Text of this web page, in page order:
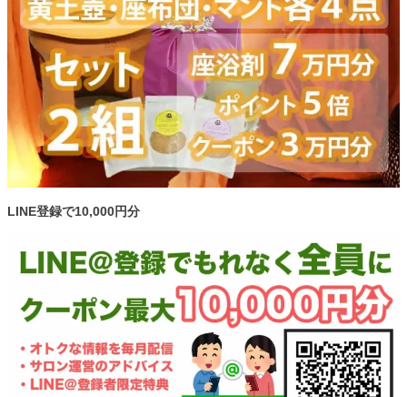
LINE登録で10,000円分